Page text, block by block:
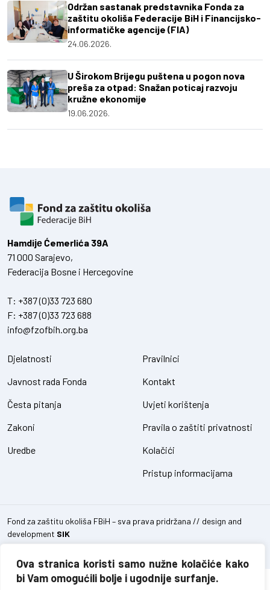
Ova stranica koristi samo nužne kolačiće kako
bi Vam omogućili bolje i ugodnije surfanje.
Održan sastanak predstavnika Fonda za
zaštitu okoliša Federacije BiH i Financijsko-
informatičke agencije (FIA)
24.06.2026.
U Širokom Brijegu puštena u pogon nova
preša za otpad: Snažan poticaj razvoju
kružne ekonomije
19.06.2026.
Hamdiје Ćemerlića 39A
71 000 Sarajevo,
Federacija Bosne i Hercegovine
T: +387 (0)33 723 680
F: +387 (0)33 723 688
info@fzofbih.org.ba
Djelatnosti
Javnost rada Fonda
Česta pitanja
Zakoni
Uredbe
Pravilnici
Kontakt
Uvjeti korištenja
Pravila o zaštiti privatnosti
Kolačići
Pristup informacijama
Fond za zaštitu okoliša FBiH – sva prava pridržana // design and
development SIK